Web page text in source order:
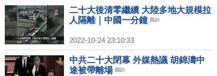
二十大後清零繼續 大陸多地大規模拉
人隔離｜中國一分鐘
2022-10-24 23:10:33
中共二十大閉幕 外媒熱議 胡錦濤中
途被帶離場